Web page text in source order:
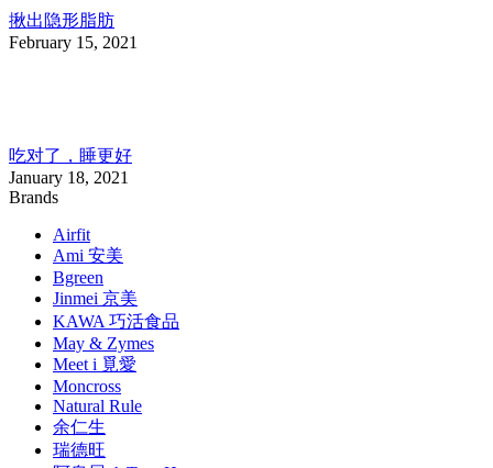
揪出隐形脂肪
February 15, 2021
吃对了，睡更好
January 18, 2021
Brands
Airfit
Ami 安美
Bgreen
Jinmei 京美
KAWA 巧活食品
May & Zymes
Meet i 覓愛
Moncross
Natural Rule
余仁生
瑞德旺